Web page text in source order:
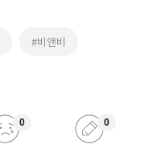
#비앤비
0 0